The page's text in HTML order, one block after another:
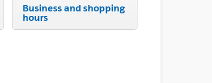
Business and shopping
hours